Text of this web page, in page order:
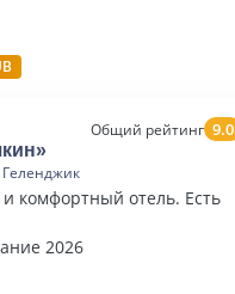
Общий рейтинг 9.0
Геленджик
комфортный отель. Есть
2026